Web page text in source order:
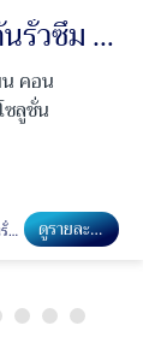
ระบบกันรั่วซึม PU Injection
คอน
ลูชั่น
ดูรายละเอียด